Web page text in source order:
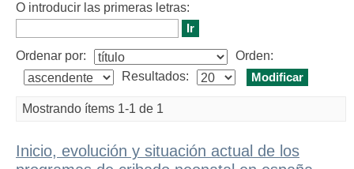
O introducir las primeras letras:
Ordenar por:
Orden:
Resultados:
Mostrando ítems 1-1 de 1
Inicio, evolución y situación actual de los